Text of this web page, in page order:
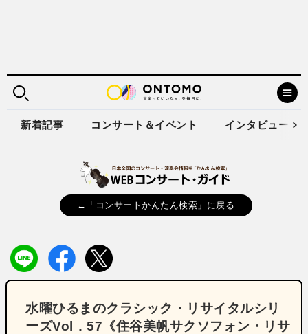
新着記事 コンサート＆イベント インタビュー
←「コンサートかんたん検索」に戻る
水曜ひるまのクラシック・リサイタルシリ
ーズVol．57《住谷美帆サクソフォン・リサ